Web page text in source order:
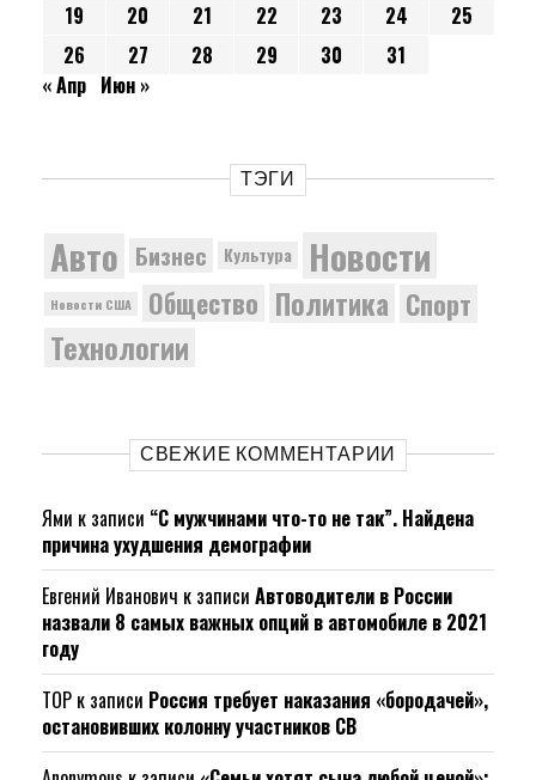
19
20 21 22 23 24
25
26
27 28 29 30
31
« Апр Июн »
ТЭГИ
Авто Бизнес Культура Новости
Новости США Общество Политика Спорт
Технологии
СВЕЖИЕ КОММЕНТАРИИ
Ями к записи “С мужчинами что-то не так”. Найдена
причина ухудшения демографии
Евгений Иванович к записи Автоводители в России
назвали 8 самых важных опций в автомобиле в 2021
году
ТОР к записи Россия требует наказания «бородачей»,
остановивших колонну участников СВ